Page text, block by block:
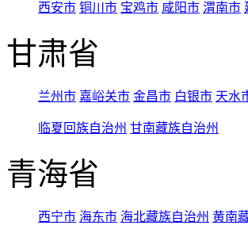
西安市 铜川市 宝鸡市 咸阳市 渭南市
甘肃省
兰州市 嘉峪关市 金昌市 白银市 天水
临夏回族自治州 甘南藏族自治州
青海省
西宁市 海东市 海北藏族自治州 黄南